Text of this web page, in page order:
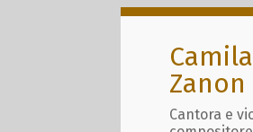
Zanon
Cantora e